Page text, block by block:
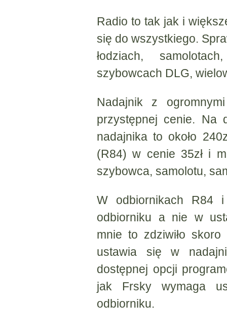
Radio to tak jak i
się do wszystkiego.
łodziach,
szybowcach DLG,
Nadajnik z
przystępnej cenie. Na
nadajnika to około
(R84) w cenie 35zł i
szybowca, samolotu,
W odbiornikach R84
odbiorniku a nie w
mnie to zdziwiło
ustawia się w
dostępnej opcji
jak Frsky wymaga
odbiorniku.